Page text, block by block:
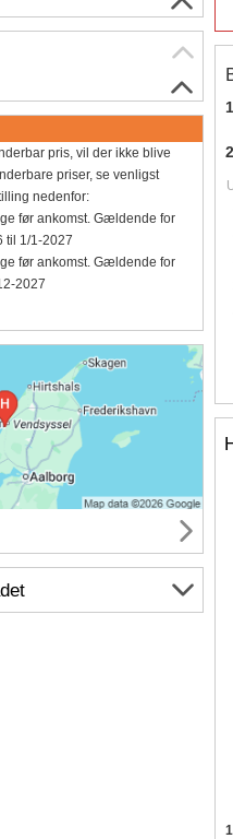
pris, vil der ikke blive
priser, se venligst
nedenfor:
før ankomst. Gældende for
til 1/1-2027
før ankomst. Gældende for
2027